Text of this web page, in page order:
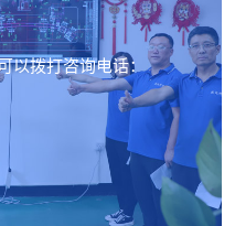
以拨打咨询电话：